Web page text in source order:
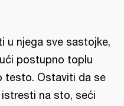
u njega sve sastojke,
postupno toplu
testo. Ostaviti da se
na sto, seći